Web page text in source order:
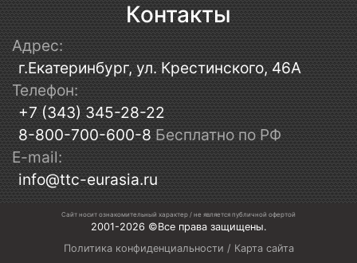
Контакты
Адрес:
г.Екатеринбург, ул. Крестинского, 46А
Телефон:
+7 (343) 345-28-22
8-800-700-600-8 Бесплатно по РФ
E-mail:
info@ttc-eurasia.ru
Сайт носит ознакомительный характер / не является публичной офертой
2001-2026 ©Все права защищены.
Политика конфиденциальности / Карта сайта